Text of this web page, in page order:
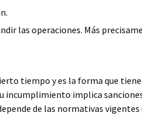
las operaciones. Más
tiempo y es la forma que
incumplimiento implica
de las normativas vigentes